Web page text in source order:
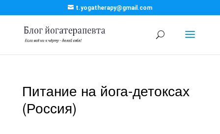
t.yogatherapy@gmail.com
Питание на йога-детоксах
(Россия)